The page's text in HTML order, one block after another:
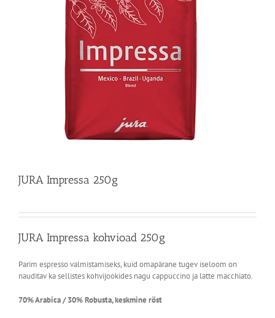
JURA Impressa 250g
JURA Impressa kohvioad 250g
Parim espresso valmistamiseks, kuid omapärane tugev iseloom on
nauditav ka sellistes kohvijookides nagu cappuccino ja latte macchiato.
70% Arabica / 30% Robusta, keskmine röst